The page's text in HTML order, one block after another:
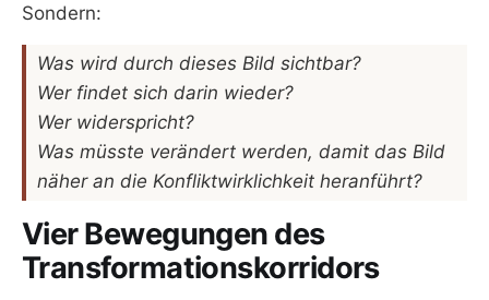
Sondern:
Was wird durch dieses Bild sichtbar?
Wer findet sich darin wieder?
Wer widerspricht?
Was müsste verändert werden, damit das Bild
näher an die Konfliktwirklichkeit heranführt?
Vier Bewegungen des
Transformationskorridors